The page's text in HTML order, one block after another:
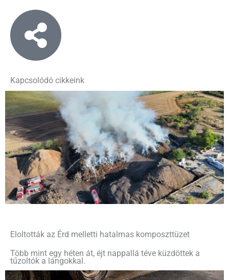
Kapcsolódó cikkeink
Eloltották az Érd melletti hatalmas komposzttüzet
Több mint egy héten át, éjt nappallá téve küzdöttek a
tűzoltók a lángokkal.